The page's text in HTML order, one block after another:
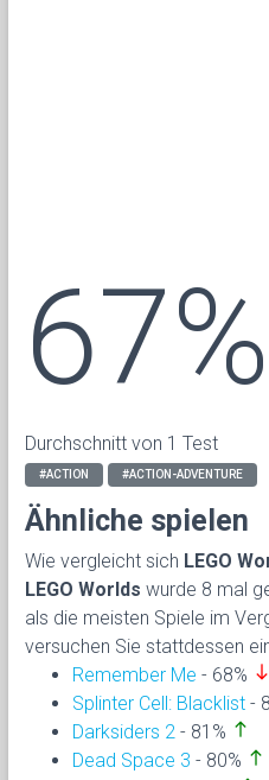
67%
Durchschnitt von 1 Test
#ACTION #ACTION-ADVENTURE
Ähnliche spielen
Wie vergleicht sich LEGO
LEGO Worlds wurde 8 mal
als die meisten Spiele im
versuchen Sie stattdessen
Remember Me - 68% south
Splinter Cell: Blacklist -
Darksiders 2 - 81% north
Dead Space 3 - 80% north